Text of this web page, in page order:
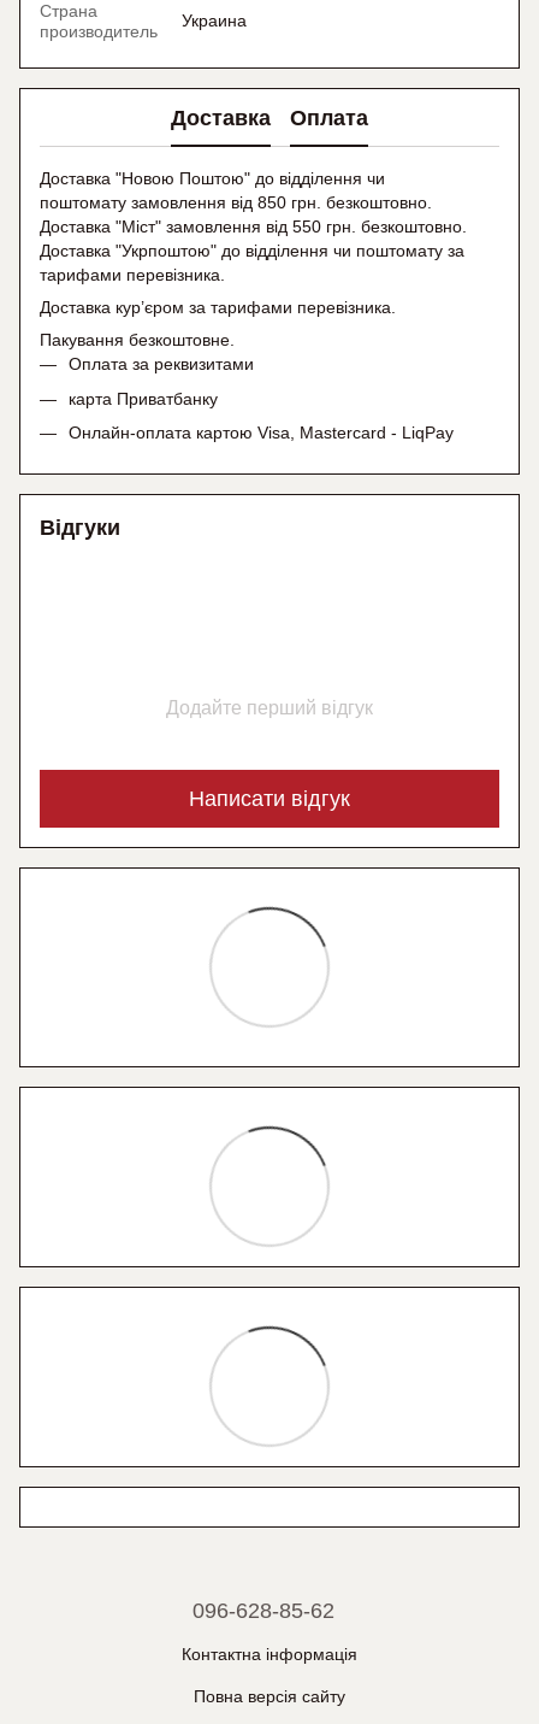
Страна
производитель
Украина
Доставка Оплата
Доставка "Новою Поштою" до відділення чи
поштомату замовлення від 850 грн. безкоштовно.
Доставка "Міст" замовлення від 550 грн. безкоштовно.
Доставка "Укрпоштою" до відділення чи поштомату за
тарифами перевізника.
Доставка кур’єром за тарифами перевізника.
Пакування безкоштовне.
Оплата за реквизитами
карта Приватбанку
Онлайн-оплата картою Visa, Mastercard - LiqPay
Відгуки
Додайте перший відгук
Написати відгук
096-628-85-62
Контактна інформація
Повна версія сайту